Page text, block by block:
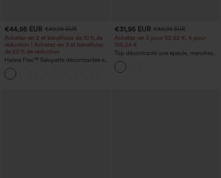
€44,95 EUR €49,95 EUR
Achetez-en 2 et bénéficiez de 10 % de
réduction | Achetez-en 3 et bénéficiez
de 20 % de réduction
Halara Flex™ Salopette décontractée en
denim lavé à encolure en V avec poche
€31,95 EUR €40,95 EUR
Achetez-en 2 pour 52,62 €, 4 pour
105,24 €
Top décontracté une épaule, manches
courtes, ourlet arrondi hi-low,
soutien‑gorge intégré, motif à pois